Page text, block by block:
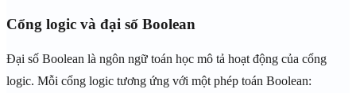
Cổng logic và đại số Boolean
Đại số Boolean là ngôn ngữ toán học mô tả hoạt động của cổng
logic. Mỗi cổng logic tương ứng với một phép toán Boolean: